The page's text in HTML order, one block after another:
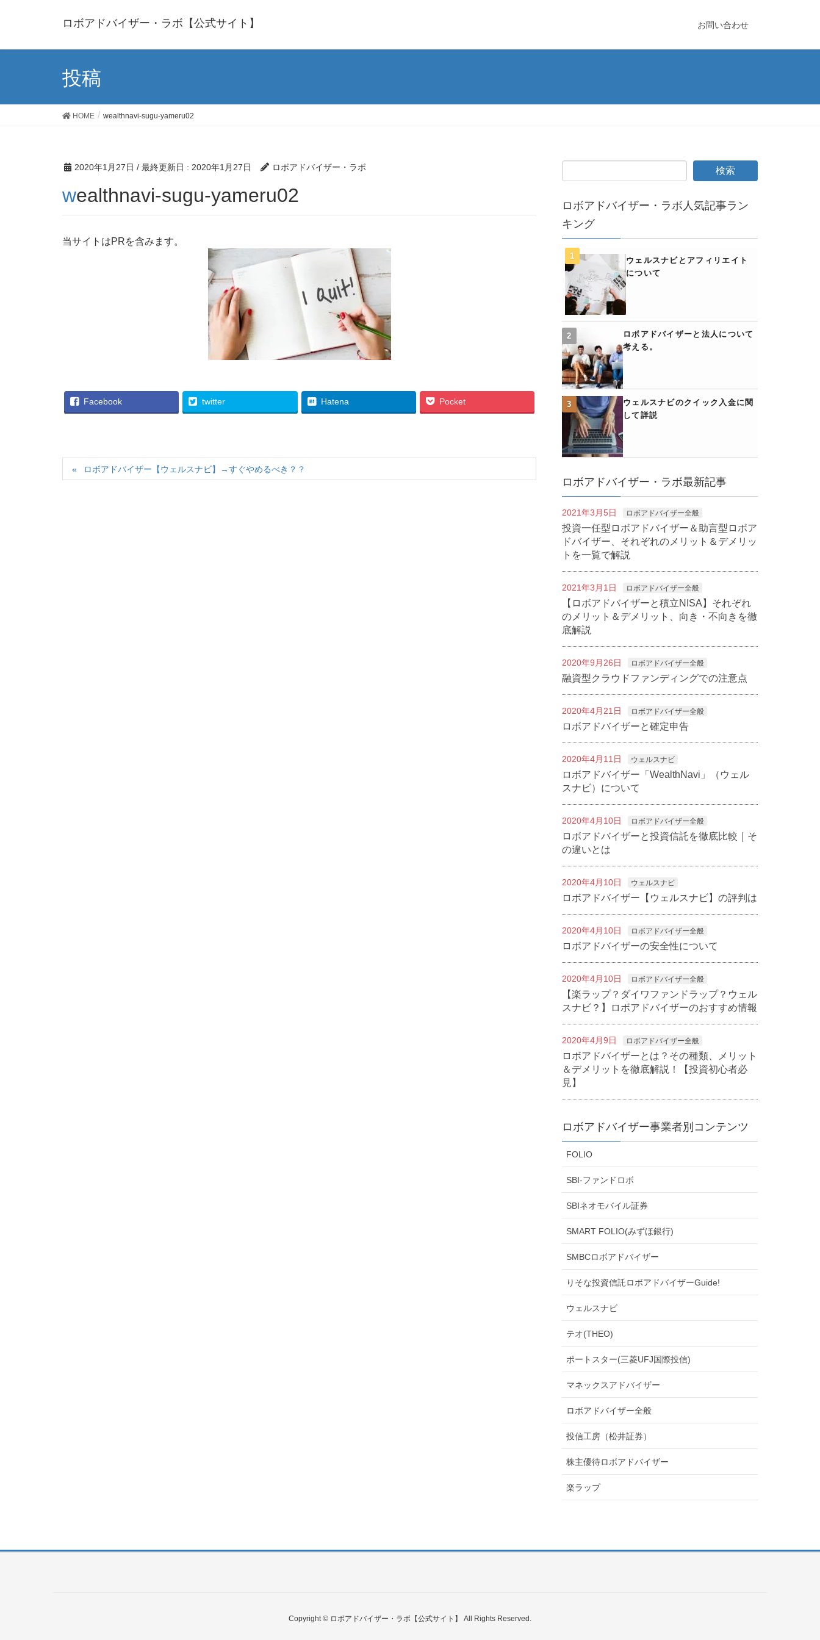
ロボアドバイザー・ラボ【公式サイト】 お問い合わせ
投稿
HOME wealthnavi-sugu-yameru02
2020年1月27日 / 最終更新日 : 2020年1月27日 ロボアドバイザー・ラボ
wealthnavi-sugu-yameru02
当サイトはPRを含みます。
Facebook twitter Hatena Pocket
ロボアドバイザー【ウェルスナビ】→すぐやめるべき？？
ロボアドバイザー・ラボ人気記事ラン
キング
ウェルスナビとアフィリエイト
について
ロボアドバイザーと法人について
考える。
ウェルスナビのクイック入金に関
して詳説
ロボアドバイザー・ラボ最新記事
2021年3月5日 ロボアドバイザー全般
投資一任型ロボアドバイザー＆助言型ロボア
ドバイザー、それぞれのメリット＆デメリッ
トを一覧で解説
2021年3月1日 ロボアドバイザー全般
【ロボアドバイザーと積立NISA】それぞれ
のメリット＆デメリット、向き・不向きを徹
底解説
2020年9月26日 ロボアドバイザー全般
融資型クラウドファンディングでの注意点
2020年4月21日 ロボアドバイザー全般
ロボアドバイザーと確定申告
2020年4月11日 ウェルスナビ
ロボアドバイザー「WealthNavi」（ウェル
スナビ）について
2020年4月10日 ロボアドバイザー全般
ロボアドバイザーと投資信託を徹底比較｜そ
の違いとは
2020年4月10日 ウェルスナビ
ロボアドバイザー【ウェルスナビ】の評判は
2020年4月10日 ロボアドバイザー全般
ロボアドバイザーの安全性について
2020年4月10日 ロボアドバイザー全般
【楽ラップ？ダイワファンドラップ？ウェル
スナビ？】ロボアドバイザーのおすすめ情報
2020年4月9日 ロボアドバイザー全般
ロボアドバイザーとは？その種類、メリット
＆デメリットを徹底解説！【投資初心者必
見】
ロボアドバイザー事業者別コンテンツ
FOLIO
SBI-ファンドロボ
SBIネオモバイル証券
SMART FOLIO(みずほ銀行)
SMBCロボアドバイザー
りそな投資信託ロボアドバイザーGuide!
ウェルスナビ
テオ(THEO)
ポートスター(三菱UFJ国際投信)
マネックスアドバイザー
ロボアドバイザー全般
投信工房（松井証券）
株主優待ロボアドバイザー
楽ラップ
Copyright © ロボアドバイザー・ラボ【公式サイト】 All Rights Reserved.